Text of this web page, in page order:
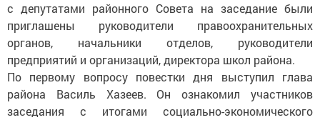
с депутатами районного Совета на заседание были
приглашены руководители правоохранительных
органов, начальники отделов, руководители
предприятий и организаций, директора школ района.
По первому вопросу повестки дня выступил глава
района Василь Хазеев. Он ознакомил участников
заседания с итогами социально-экономического